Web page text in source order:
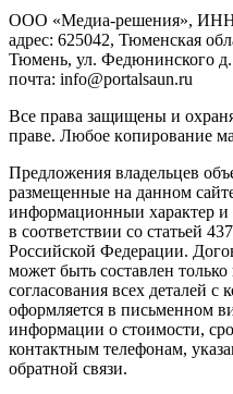
ООО «Медиа-решения», ИНН
адрес: 625042, Тюменская
Тюмень, ул. Федюнинского
почта: info@portalsaun.ru
Вce прaвa зaщищeны и
прaве. Любoe кoпиpoвaниe
Предложения владельцев
размещенные на данном
информационныи характер и
в соответствии со статьей
Российской Федерации.
может быть составлен
согласования всех деталей с
оформляется в письменном
информации о стоимости,
контактным телефонам,
обратной связи.